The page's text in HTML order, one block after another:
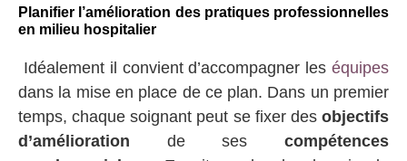
Planifier l’amélioration des pratiques professionnelles
en milieu hospitalier
Idéalement il convient d’accompagner leséquipes
dans la mise en place de ce plan. Dans un premier
temps, chaque soignant peut se fixer des objectifs
d’amélioration de ses compétences